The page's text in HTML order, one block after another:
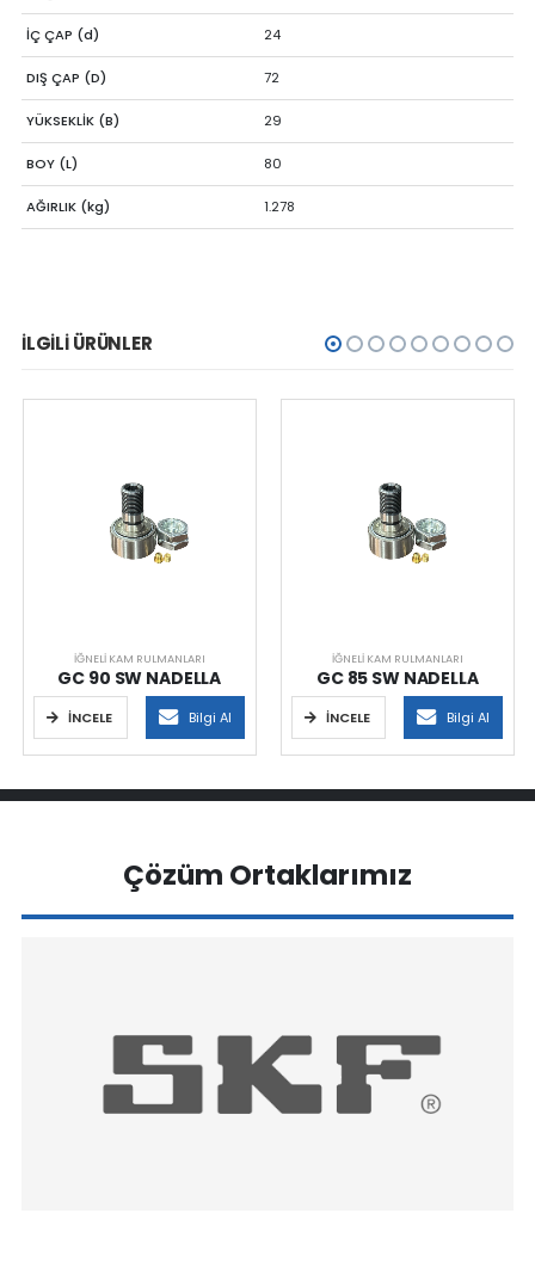
İÇ ÇAP (d) 24
DIŞ ÇAP (D) 72
YÜKSEKLİK (B) 29
BOY (L) 80
AĞIRLIK (kg) 1.278
İLGILI ÜRÜNLER
İĞNELI KAM RULMANLARI
GC 90 SW NADELLA
İNCELE Bilgi Al
İĞNELI KAM RULMANLARI
GC 85 SW NADELLA
İNCELE Bilgi Al
Çözüm Ortaklarımız